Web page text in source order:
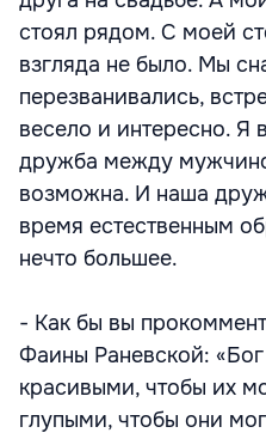
стоял рядом. С моей
взгляда не было. Мы
перезванивались,
весело и интересно. Я
дружба между
возможна. И наша
время естественным
нечто большее.
- Как бы вы
Фаины Раневской:
красивыми, чтобы их
глупыми, чтобы они